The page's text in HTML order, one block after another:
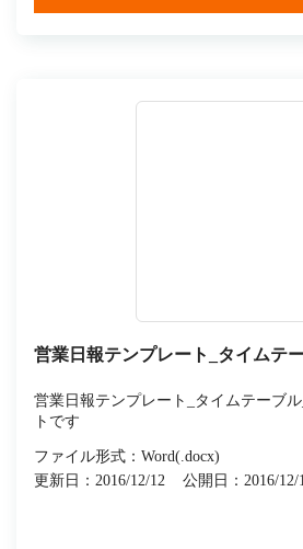
営業日報テンプレート_タイムテ
営業日報テンプレート_タイムテーブ
トです
ファイル形式：Word(.docx)
更新日：2016/12/12
公開日：2016/12/